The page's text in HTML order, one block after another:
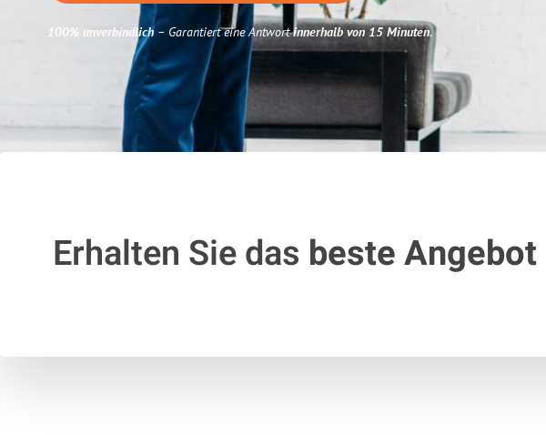
100% unverbindlich– Garantiert eine Antwortinnerhalb von 15 Minuten.
Erhalten Sie das beste Angebot